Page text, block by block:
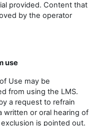
provided. Content that
by the operator
use
Use may be
from using the LMS.
a request to refrain
written or oral hearing of
is pointed out.